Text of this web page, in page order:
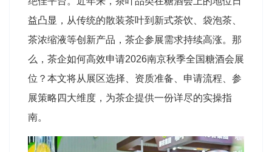
益凸显，从传统的散装茶叶到新式茶饮、袋泡茶、
茶浓缩液等创新产品，茶企参展需求持续高涨。那
么，茶企如何高效申请2026南京秋季全国糖酒会展
位？本文将从展区选择、资质准备、申请流程、参
展策略四大维度，为茶企提供一份详尽的实操指
南。